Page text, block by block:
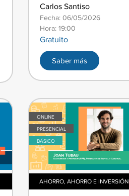
Carlos Santiso
Fecha: 06/05/2026
Hora: 19:00
Gratuito
Saber más
ONLINE ,
PRESENCIAL
BÁSICO
AHORRO,AHORRO E INVERSIÓN